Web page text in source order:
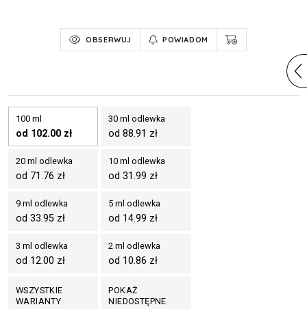
OBSERWUJ POWIADOM
100 ml
od 102.00 zł
30 ml odlewka
od 88.91 zł
20 ml odlewka
od 71.76 zł
10 ml odlewka
od 31.99 zł
9 ml odlewka
od 33.95 zł
5 ml odlewka
od 14.99 zł
3 ml odlewka
od 12.00 zł
2 ml odlewka
od 10.86 zł
WSZYSTKIE
WARIANTY
POKAŻ
NIEDOSTĘPNE